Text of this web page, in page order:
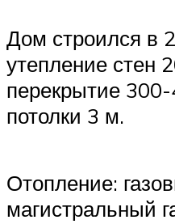
Дом строился в
утепление стен
перекрытие
потолки 3 м.
Отопление:
магистральный